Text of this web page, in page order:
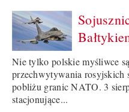
Nie tylko polskie myśliwce
przechwytywania rosyjskich
pobliżu granic NATO. 3
stacjonujące...